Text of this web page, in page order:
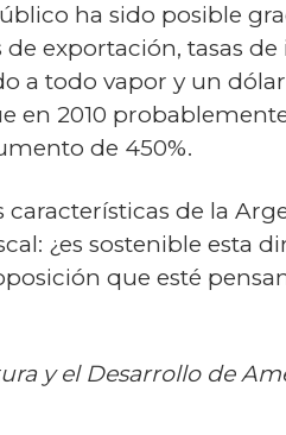
ha sido posible
exportación, tasas de
a todo vapor y un
en 2010
de 450%.
de la
¿es sostenible esta
que esté
y el Desarrollo de